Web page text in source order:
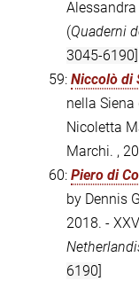
(Quaderni
3045-6190]
59: Niccolò di
nella
Nicoletta
Marchi. ,
60: Piero di
by Dennis
2018. -
6190]